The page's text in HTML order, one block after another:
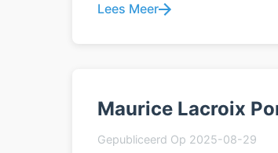
Lees Meer
Maurice Lacroix
Gepubliceerd Op 2025-08-29